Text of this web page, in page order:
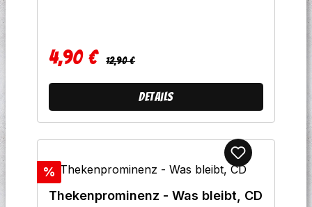
Verkaufspreis:
4,90 € Regulärer Preis:
12,90 €
Details
Rabatt
%
Thekenprominenz - Was bleibt, CD